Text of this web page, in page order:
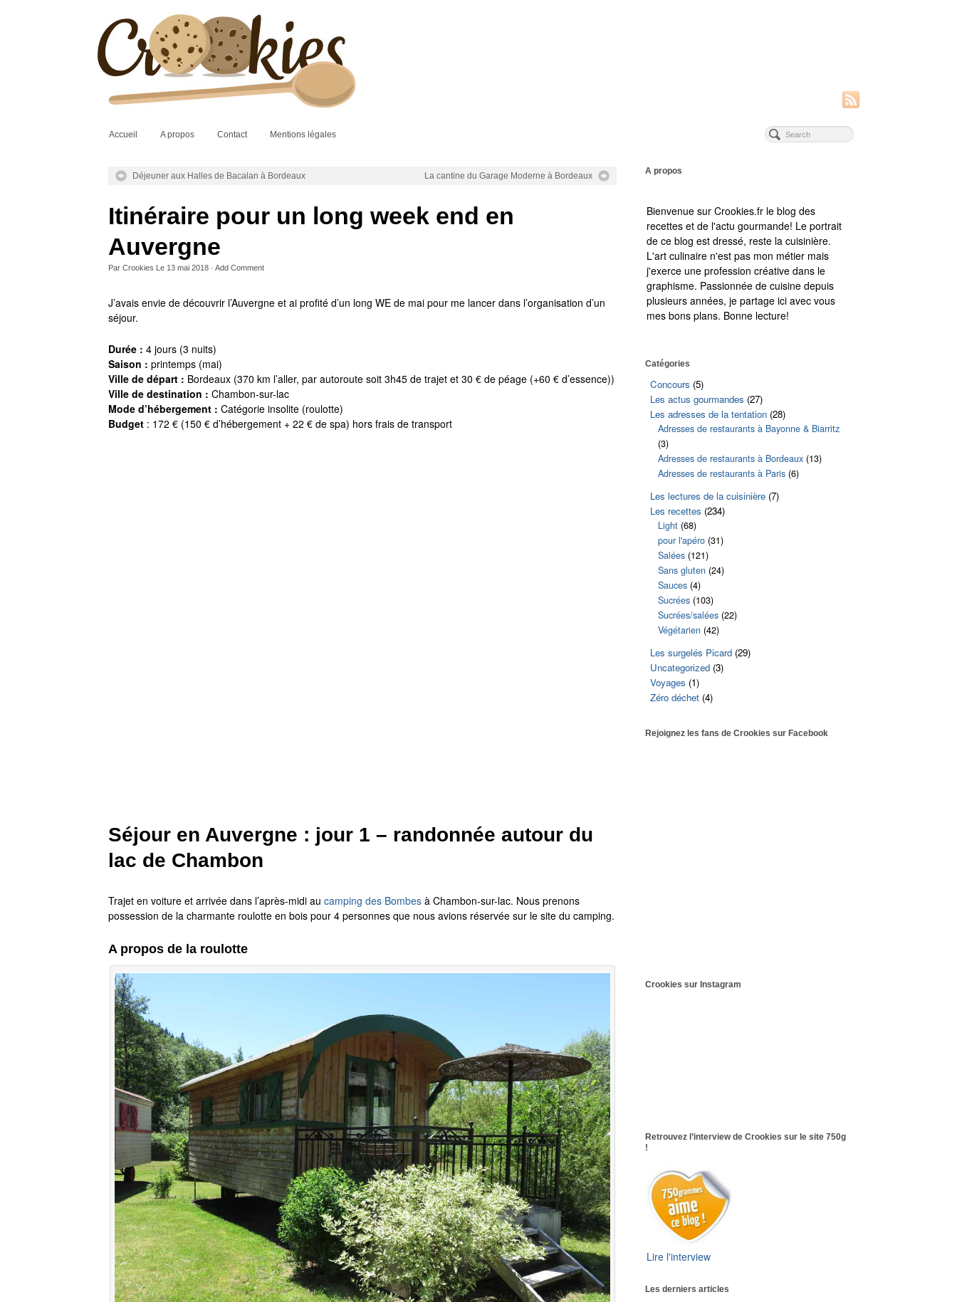
Accueil A propos Contact Mentions légales
Déjeuner aux Halles de Bacalan à Bordeaux La cantine du Garage Moderne à Bordeaux
Itinéraire pour un long week end en
Auvergne
Par Crookies Le 13 mai 2018 · Add Comment
J’avais envie de découvrir l’Auvergne et ai profité d’un long WE de mai pour me lancer dans l’organisation d’un
séjour.
Durée : 4 jours (3 nuits)
Saison : printemps (mai)
Ville de départ : Bordeaux (370 km l’aller, par autoroute soit 3h45 de trajet et 30 € de péage (+60 € d’essence))
Ville de destination : Chambon-sur-lac
Mode d’hébergement : Catégorie insolite (roulotte)
Budget : 172 € (150 € d’hébergement + 22 € de spa) hors frais de transport
Séjour en Auvergne : jour 1 – randonnée autour du
lac de Chambon
Trajet en voiture et arrivée dans l’après-midi au camping des Bombes à Chambon-sur-lac. Nous prenons
possession de la charmante roulotte en bois pour 4 personnes que nous avions réservée sur le site du camping.
A propos de la roulotte
A propos
Bienvenue sur Crookies.fr le blog des
recettes et de l'actu gourmande! Le portrait
de ce blog est dressé, reste la cuisinière.
L'art culinaire n'est pas mon métier mais
j'exerce une profession créative dans le
graphisme. Passionnée de cuisine depuis
plusieurs années, je partage ici avec vous
mes bons plans. Bonne lecture!
Catégories
Concours (5)
Les actus gourmandes (27)
Les adresses de la tentation (28)
Adresses de restaurants à Bayonne & Biarritz
(3)
Adresses de restaurants à Bordeaux (13)
Adresses de restaurants à Paris (6)
Les lectures de la cuisinière (7)
Les recettes (234)
Light (68)
pour l'apéro (31)
Salées (121)
Sans gluten (24)
Sauces (4)
Sucrées (103)
Sucrées/salées (22)
Végétarien (42)
Les surgelés Picard (29)
Uncategorized (3)
Voyages (1)
Zéro déchet (4)
Rejoignez les fans de Crookies sur Facebook
Crookies sur Instagram
Retrouvez l’interview de Crookies sur le site 750g
!
Lire l'interview
Les derniers articles